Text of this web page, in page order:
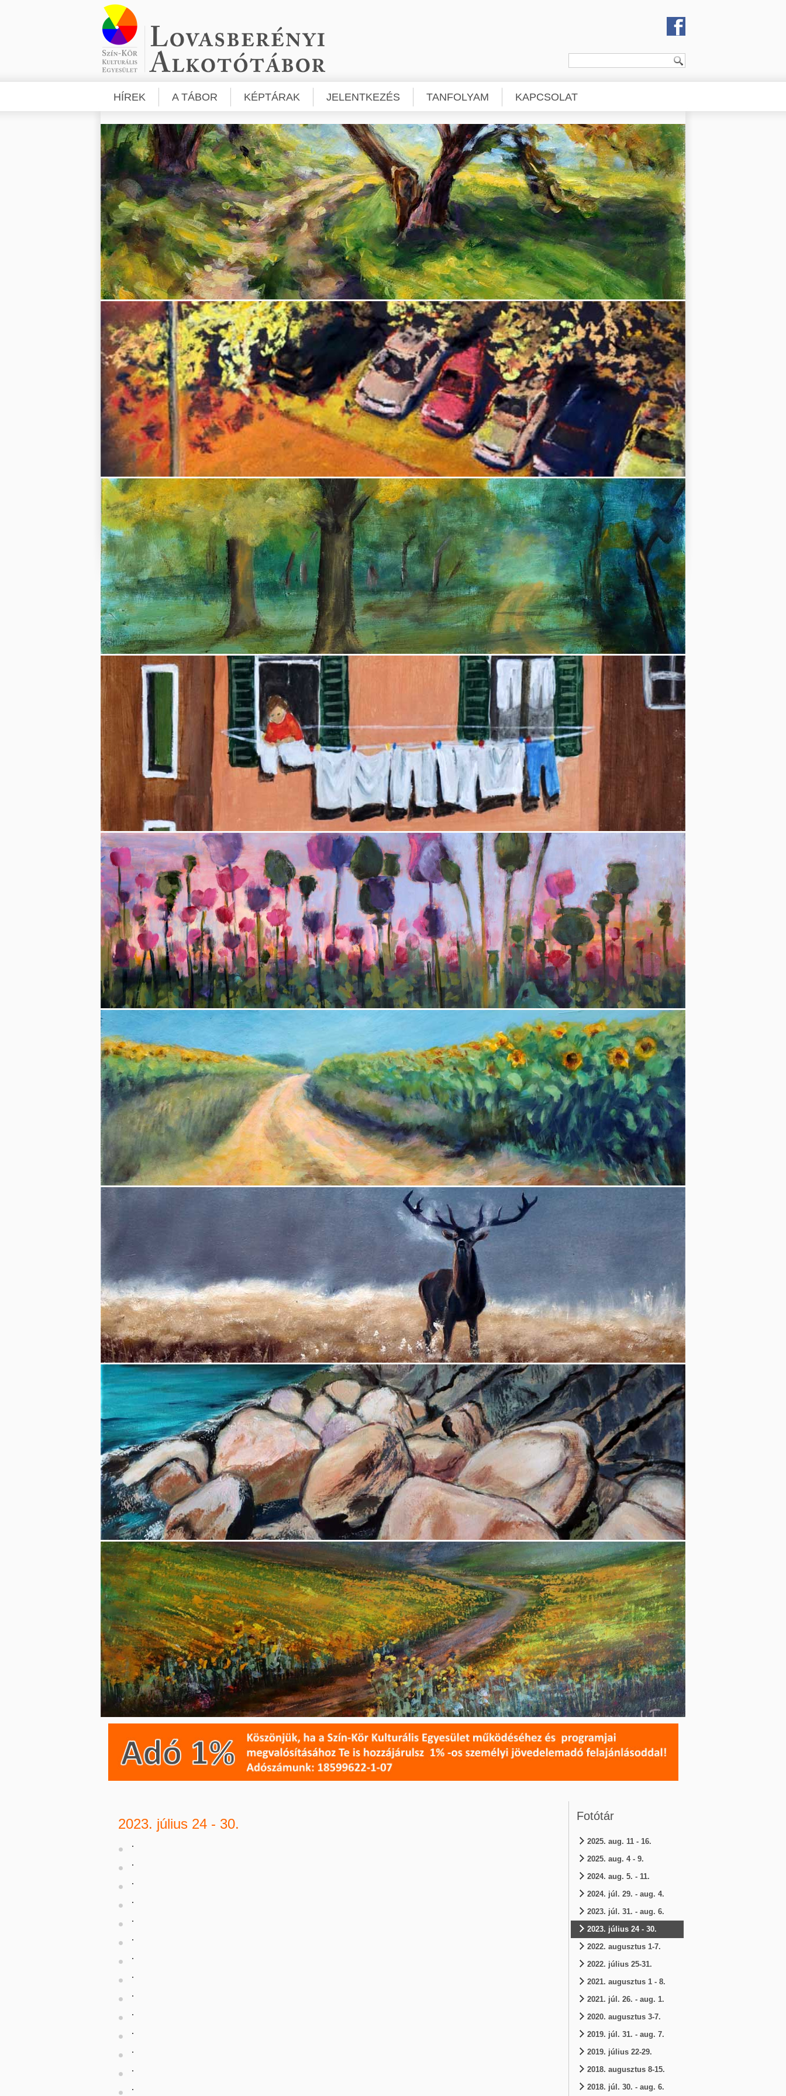
HÍREK A TÁBOR KÉPTÁRAK JELENTKEZÉS TANFOLYAM KAPCSOLAT
2023. július 24 - 30. Fotótár
2025. aug. 11 - 16.
2025. aug. 4 - 9.
2024. aug. 5. - 11.
2024. júl. 29. - aug. 4.
2023. júl. 31. - aug. 6.
2023. július 24 - 30.
2022. augusztus 1-7.
2022. július 25-31.
2021. augusztus 1 - 8.
2021. júl. 26. - aug. 1.
2020. augusztus 3-7.
2019. júl. 31. - aug. 7.
2019. július 22-29.
2018. augusztus 8-15.
2018. júl. 30. - aug. 6.